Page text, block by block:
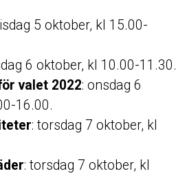
5 oktober, kl 15.00-
6 oktober, kl 10.00-11.30.
valet 2022: onsdag 6
16.00.
: torsdag 7 oktober, kl
: torsdag 7 oktober, kl